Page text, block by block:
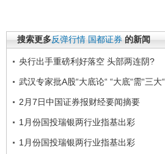
搜索更多反弹行情 国都证券 的新闻
央行出手重磅利好落空 头部两连阴?
武汉专家批A股“大底论“ “大底“需“三大“
2月7日中国证券报财经要闻摘要
1月份国投瑞银两行业指基出彩
1月份国投瑞银两行业指基出彩